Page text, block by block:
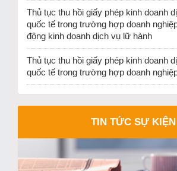
Thủ tục thu hồi giấy phép kinh doanh
quốc tế trong trường hợp doanh
động kinh doanh dịch vụ lữ hành
Thủ tục thu hồi giấy phép kinh doanh
quốc tế trong trường hợp doanh
TIN TỨC SỰ KIỆN